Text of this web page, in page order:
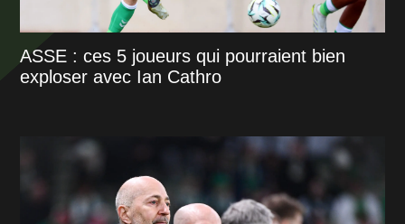
ASSE : ces 5 joueurs qui pourraient bien
exploser avec Ian Cathro